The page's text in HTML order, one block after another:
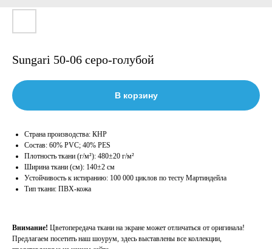
Sungari 50-06 серо-голубой
В корзину
Страна производства: КНР
Состав: 60% PVC; 40% PES
Плотность ткани (г/м²): 480±20 г/м²
Ширина ткани (см): 140±2 см
Устойчивость к истиранию: 100 000 циклов по тесту Мартиндейла
Тип ткани: ПВХ-кожа
Внимание! Цветопередача ткани на экране может отличаться от оригинала!
Предлагаем посетить наш шоурум, здесь выставлены все коллекции,